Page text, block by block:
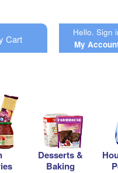
Cart
Hello. Sign
My
Desserts &
Baking